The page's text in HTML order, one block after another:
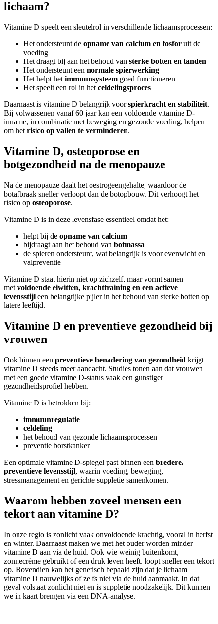
lichaam?
Vitamine D speelt een sleutelrol in verschillende lichaamsprocessen:
Het ondersteunt de opname van calcium en fosfor uit de
voeding
Het draagt bij aan het behoud van sterke botten en tanden
Het ondersteunt een normale spierwerking
Het helpt het immuunsysteem goed functioneren
Het speelt een rol in het celdelingsproces
Daarnaast is vitamine D belangrijk voorspierkracht en stabiliteit.
Bij volwassenen vanaf 60 jaar kan een voldoende vitamine D-
inname, in combinatie met beweging en gezonde voeding, helpen
om het risico op vallen te verminderen.
Vitamine D, osteoporose en
botgezondheid na de menopauze
Na de menopauze daalt het oestrogeengehalte, waardoor de
botafbraak sneller verloopt dan de botopbouw. Dit verhoogt het
risico op osteoporose.
Vitamine D is in deze levensfase essentieel omdat het:
helpt bij de opname van calcium
bijdraagt aan het behoud van botmassa
de spieren ondersteunt, wat belangrijk is voor evenwicht en
valpreventie
Vitamine D staat hierin niet op zichzelf, maar vormt samen
met voldoende eiwitten, krachttraining en een actieve
levensstijl een belangrijke pijler in het behoud van sterke botten op
latere leeftijd.
Vitamine D en preventieve gezondheid bij
vrouwen
Ook binnen een preventieve benadering van gezondheid krijgt
vitamine D steeds meer aandacht. Studies tonen aan dat vrouwen
met een goede vitamine D-status vaak een gunstiger
gezondheidsprofiel hebben.
Vitamine D is betrokken bij:
immuunregulatie
celdeling
het behoud van gezonde lichaamsprocessen
preventie borstkanker
Een optimale vitamine D-spiegel past binnen een bredere,
preventieve levensstijl, waarin voeding, beweging,
stressmanagement en gerichte suppletie samenkomen.
Waarom hebben zoveel mensen een
tekort aan vitamine D?
In onze regio is zonlicht vaak onvoldoende krachtig, vooral in herfst
en winter. Daarnaast maken we met het ouder worden minder
vitamine D aan via de huid. Ook wie weinig buitenkomt,
zonnecrème gebruikt of een druk leven heeft, loopt sneller een tekort
op. Bovendien kan het genetisch bepaald zijn dat je lichaam
vitamine D nauwelijks of zelfs niet via de huid aanmaakt. In dat
geval volstaat zonlicht niet en is suppletie noodzakelijk. Dit kunnen
we in kaart brengen via een DNA-analyse.